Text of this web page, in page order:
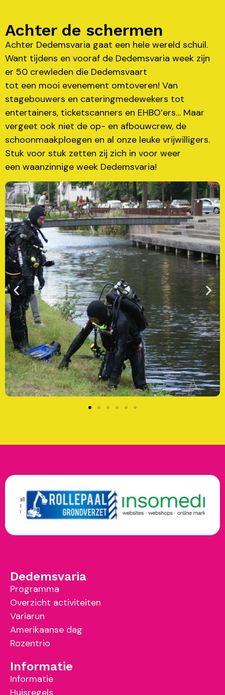
Achter de schermen
Achter Dedemsvaria gaat een hele wereld schuil.
Want tijdens en vooraf de Dedemsvaria week zijn
er 50 crewleden die Dedemsvaart
tot een mooi evenement omtoveren! Van
stagebouwers en cateringmedewekers tot
entertainers, ticketscanners en EHBO’ers… Maar
vergeet ook niet de op- en afbouwcrew, de
schoonmaakploegen en al onze leuke vrijwilligers.
Stuk voor stuk zetten zij zich in voor weer
een waanzinnige week Dedemsvaria!
Dedemsvaria
Programma
Overzicht activiteiten
Variarun
Amerikaanse dag
Rozentrio
Informatie
Informatie
Huisregels